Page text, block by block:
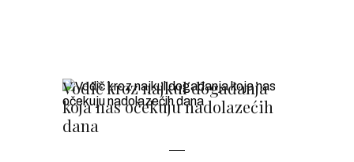
Vodič kroz najkul događanja
koja nas očekuju nadolazećih
dana